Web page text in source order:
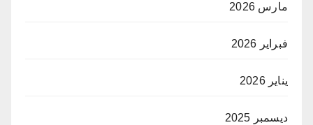
مارس 2026
فبراير 2026
يناير 2026
ديسمبر 2025